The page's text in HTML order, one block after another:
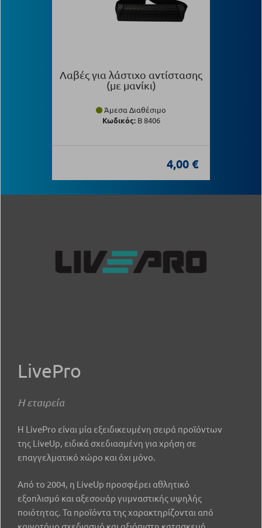
Λαβές για λάστιχο αντίστασης
(με μανίκι)
Άμεσα Διαθέσιμο
Κωδικός:Β 8406
4,00 €
LivePro
Η εταιρεία
Η LivePro είναι μία εξειδικευμένη σειρά προϊόντων
της LiveUp, ειδικά σχεδιασμένη για χρήση σε
επαγγελματικό χώρο και όχι μόνο.
Από το 2004, η LiveUp προσφέρει αθλητικό
εξοπλισμό και αξεσουάρ γυμναστικής υψηλής
ποιότητας. Τα προϊόντα της χαρακτηρίζονται από